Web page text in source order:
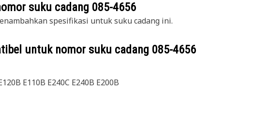
suku cadang 085-4656
spesifikasi untuk suku cadang ini.
untuk nomor suku cadang 085-4656
E110B E240C E240B E200B